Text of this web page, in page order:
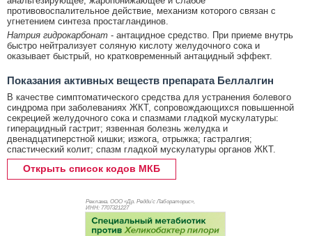
противовоспалительное действие, механизм которого связан с
угнетением синтеза простагландинов.
Натрия гидрокарбонат - антацидное средство. При приеме внутрь
быстро нейтрализует соляную кислоту желудочного сока и
оказывает быстрый, но кратковременный антацидный эффект.
Показания активных веществ препарата Беллалгин
В качестве симптоматического средства для устранения болевого
синдрома при заболеваниях ЖКТ, сопровождающихся повышенной
секрецией желудочного сока и спазмами гладкой мускулатуры:
гиперацидный гастрит; язвенная болезнь желудка и
двенадцатиперстной кишки; изжога, отрыжка; гастралгия;
спастический колит; спазм гладкой мускулатуры органов ЖКТ.
Открыть список кодов МКБ
Реклама. ООО «Др. Редди’с Лабораторис»,
ИНН: 7707321227